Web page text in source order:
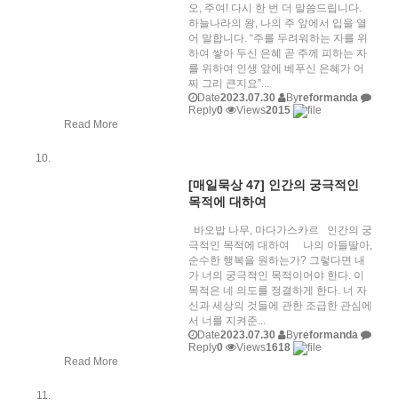
오, 주여! 다시 한 번 더 말씀드립니다.
하늘나라의 왕, 나의 주 앞에서 입을 열
어 말합니다. “주를 두려워하는 자를 위
하여 쌓아 두신 은혜 곧 주께 피하는 자
를 위하여 인생 앞에 베푸신 은혜가 어
찌 그리 큰지요”...
Date2023.07.30 Byreformanda
Reply0 Views2015
Read More
[매일묵상 47] 인간의 궁극적인
목적에 대하여
바오밥 나무, 마다가스카르 인간의 궁
극적인 목적에 대하여 나의 아들딸아,
순수한 행복을 원하는가? 그렇다면 내
가 너의 궁극적인 목적이어야 한다. 이
목적은 네 의도를 정결하게 한다. 너 자
신과 세상의 것들에 관한 조급한 관심에
서 너를 지켜준...
Date2023.07.30 Byreformanda
Reply0 Views1618
Read More